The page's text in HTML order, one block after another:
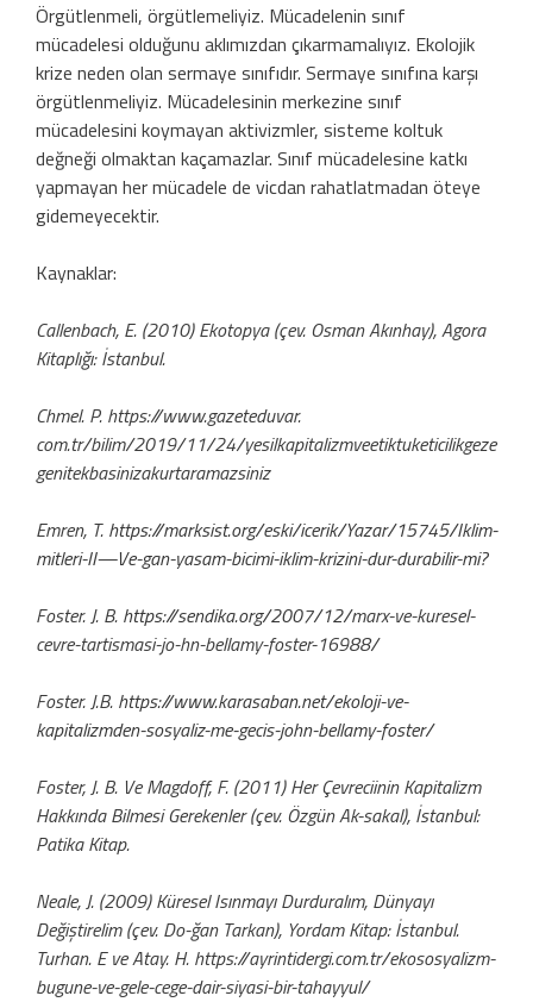
Örgütlenmeli, örgütlemeliyiz. Mücadelenin sınıf
mücadelesi olduğunu aklımızdan çıkarmamalıyız. Ekolojik
krize neden olan sermaye sınıfıdır. Sermaye sınıfına karşı
örgütlenmeliyiz. Mücadelesinin merkezine sınıf
mücadelesini koymayan aktivizmler, sisteme koltuk
değneği olmaktan kaçamazlar. Sınıf mücadelesine katkı
yapmayan her mücadele de vicdan rahatlatmadan öteye
gidemeyecektir.
Kaynaklar:
Callenbach, E. (2010) Ekotopya (çev. Osman Akınhay), Agora
Kitaplığı: İstanbul.
Chmel. P. https://www.gazeteduvar.
com.tr/bilim/2019/11/24/yesilkapitalizmveetiktuketicilikgeze
genitekbasinizakurtaramazsiniz
Emren, T. https://marksist.org/eski/icerik/Yazar/15745/Iklim-
mitleri-II—Ve-gan-yasam-bicimi-iklim-krizini-dur-durabilir-mi?
Foster. J. B. https://sendika.org/2007/12/marx-ve-kuresel-
cevre-tartismasi-jo-hn-bellamy-foster-16988/
Foster. J.B. https://www.karasaban.net/ekoloji-ve-
kapitalizmden-sosyaliz-me-gecis-john-bellamy-foster/
Foster, J. B. Ve Magdoff, F. (2011) Her Çevreciinin Kapitalizm
Hakkında Bilmesi Gerekenler (çev. Özgün Ak-sakal), İstanbul:
Patika Kitap.
Neale, J. (2009) Küresel Isınmayı Durduralım, Dünyayı
Değiştirelim (çev. Do-ğan Tarkan), Yordam Kitap: İstanbul.
Turhan. E ve Atay. H. https://ayrintidergi.com.tr/ekososyalizm-
bugune-ve-gele-cege-dair-siyasi-bir-tahayyul/